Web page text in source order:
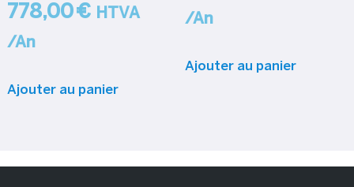
778,00€ HTVA
/An
Ajouter au panier
/An
Ajouter au panier